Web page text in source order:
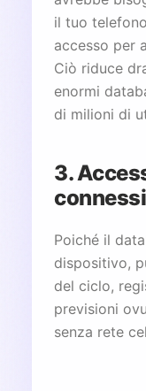
il tuo
accesso per
Ciò riduce
enormi
di milioni di
3.
Poiché il
dispositivo,
del ciclo,
previsioni
senza rete